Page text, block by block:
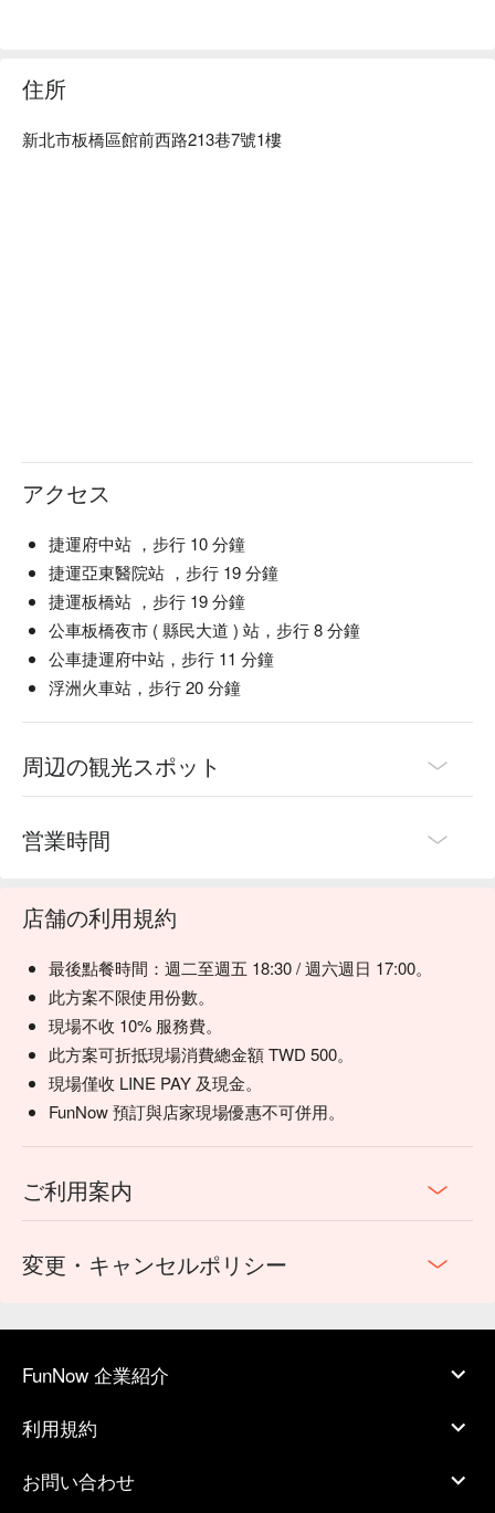
住所
新北市板橋區館前西路213巷7號1樓
アクセス
捷運府中站 ，步行 10 分鐘
捷運亞東醫院站 ，步行 19 分鐘
捷運板橋站 ，步行 19 分鐘
公車板橋夜市 ( 縣民大道 ) 站，步行 8 分鐘
公車捷運府中站，步行 11 分鐘
浮洲火車站，步行 20 分鐘
周辺の観光スポット
営業時間
店舗の利用規約
最後點餐時間：週二至週五 18:30 / 週六週日 17:00。
此方案不限使用份數。
現場不收 10% 服務費。
此方案可折抵現場消費總金額 TWD 500。
現場僅收 LINE PAY 及現金。
FunNow 預訂與店家現場優惠不可併用。
ご利用案内
変更・キャンセルポリシー
FunNow 企業紹介
利用規約
お問い合わせ